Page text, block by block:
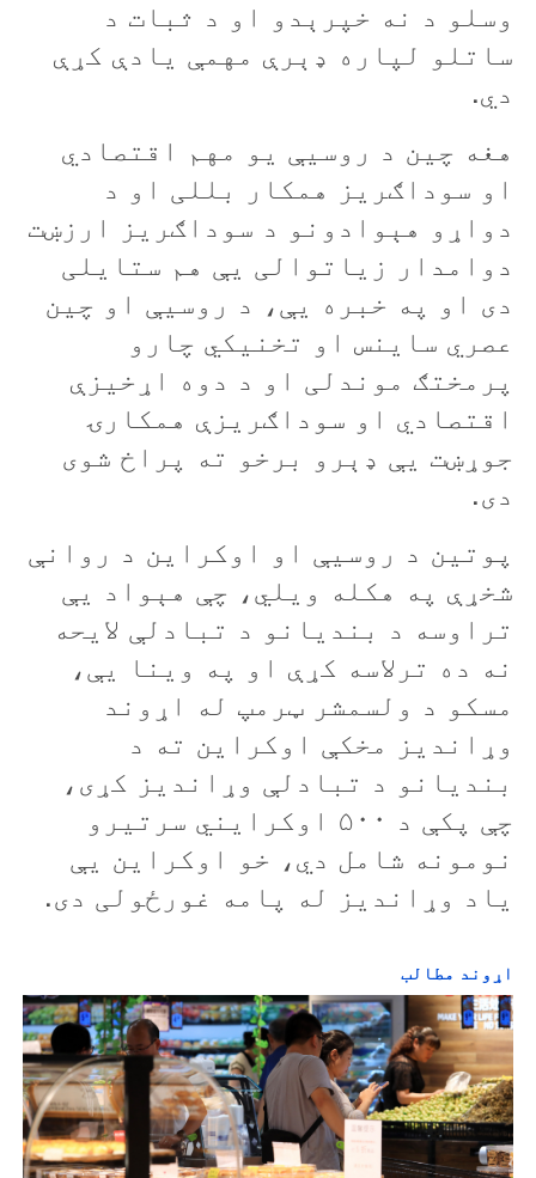
وسلو د نه خپرېدو او د ثبات د
ساتلو لپاره ډېرې مهمې یادې کړې
دي.
هغه چين د روسيې يو مهم اقتصادي
او سوداګريز همکار بللی او د
دواړو هېوادونو د سوداګريز ارزښت
دوامدار زياتوالی يې هم ستايلی
دی او په خبره یې، د روسیې او چين
عصري ساينس او تخنيکي چارو
پرمختګ موندلی او د دوه اړخيزې
اقتصادي او سوداګريزې همکارۍ
جوړښت یې ډېرو برخو ته پراخ شوی
دی.
پوتين د روسيې او اوکراين د روانې
شخړې په هکله ويلي، چې هېواد يې
تراوسه د بنديانو د تبادلې لايحه
نه ده ترلاسه کړې او په وینا يې،
مسکو د ولسمشر ټرمپ له اړوند
وړانديز مخکې اوکراين ته د
بنديانو د تبادلې وړانديز کړی،
چې پکې د ۵۰۰ اوکرايني سرتيرو
نومونه شامل دي، خو اوکراين یې
ياد وړانديز له پامه غورځولی دی.
اړوند مطالب